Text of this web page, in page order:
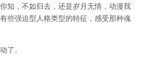
知，不如归去，还是岁月无情，动漫我
些强迫型人格类型的特征，感受那种魂
了。